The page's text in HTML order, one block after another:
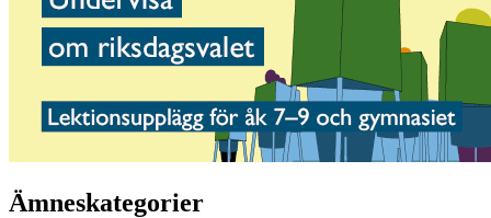
Ämneskategorier